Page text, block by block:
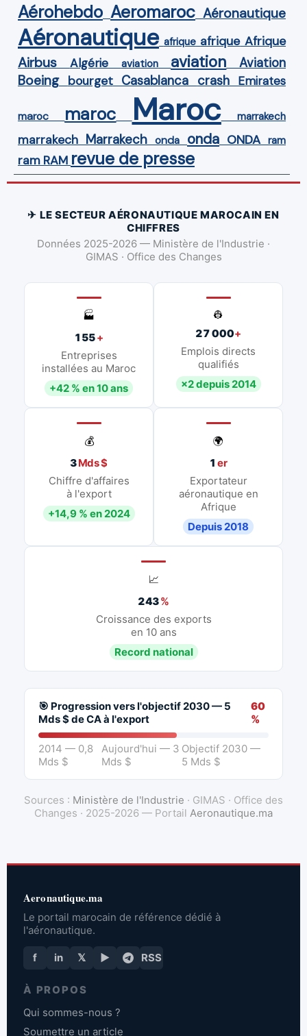
Aérohebdo Aeromaroc Aéronautique
Aéronautique afrique afrique Afrique
Airbus Algérie aviation aviation Aviation
Boeing bourget Casablanca crash Emirates
maroc maroc Maroc marrakech
marrakech Marrakech onda onda ONDA ram
ram RAM revue de presse
✈ LE SECTEUR AÉRONAUTIQUE MAROCAIN EN
CHIFFRES
Données 2025-2026 — Ministère de l'Industrie ·
GIMAS · Office des Changes
🏭
155+
Entreprises
installées au Maroc
+42 % en 10 ans
👷
27 000+
Emplois directs
qualifiés
×2 depuis 2014
💰
3Mds $
Chiffre d'affaires
à l'export
+14,9 % en 2024
🌍
1 er
Exportateur
aéronautique en
Afrique
Depuis 2018
📈
243%
Croissance des exports
en 10 ans
Record national
🎯 Progression vers l'objectif 2030 — 5
Mds $ de CA à l'export
60
%
2014 — 0,8
Mds $
Aujourd'hui — 3
Mds $
Objectif 2030 —
5 Mds $
Sources : Ministère de l'Industrie · GIMAS · Office des
Changes · 2025-2026 — Portail Aeronautique.ma
Aeronautique.ma
Le portail marocain de référence dédié à
l'aéronautique.
f in 𝕏 ▶ RSS
À PROPOS
Qui sommes-nous ?
Soumettre un article